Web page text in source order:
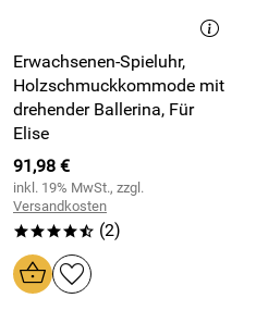
Erwachsenen-Spieluhr,
Holzschmuckkommode mit
drehender Ballerina, Für
Elise
91,98 €
inkl. 19% MwSt., zzgl.
Versandkosten
****/ (2)